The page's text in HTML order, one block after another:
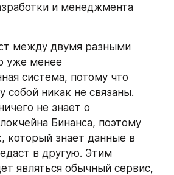
и менеджмента
между двумя разными
уже менее
система, потому что
никак не связаны.
не знает о
Бинанса, поэтому
который знает данные в
в другую. Этим
являться обычный сервис,